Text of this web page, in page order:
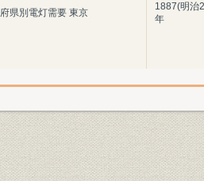
府県別電灯需要 東京
1887(明治
年
府県別電灯需要 神奈川
1887(明治
年